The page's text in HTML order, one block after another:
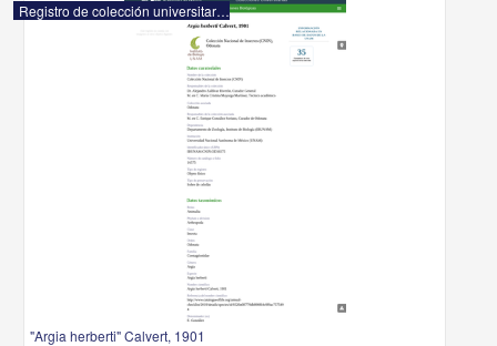
Registro de colección universitaria
"Argia herberti" Calvert, 1901